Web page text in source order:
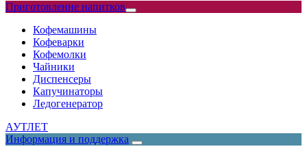
Приготовление напитков
Кофемашины
Кофеварки
Кофемолки
Чайники
Диспенсеры
Капучинаторы
Ледогенератор
АУТЛЕТ
Информация и поддержка